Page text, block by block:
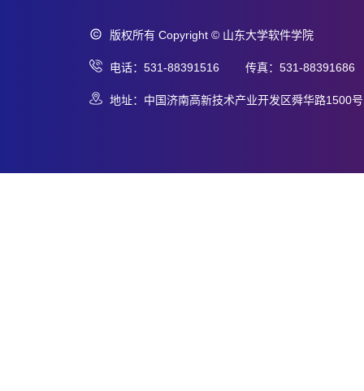
版权所有 Copyright © 山东大学软件学院
电话：531-88391516 传真：531-88391686
地址：中国济南高新技术产业开发区舜华路